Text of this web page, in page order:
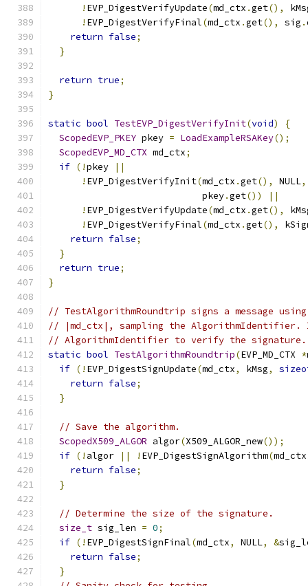
! EVP_DigestVerifyUpdate(md_ctx .get(),
! EVP_DigestVerifyFinal(md_ctx .get(), sig .
return false;
}
return true;
}
static bool TestEVP_DigestVerifyInit(void)
{
ScopedEVP_PKEY pkey = LoadExampleRSAKey();
ScopedEVP_MD_CTX md_ctx;
if (!pkey
||
! EVP_DigestVerifyInit(md_ctx .get(), NULL,
                            pkey
.get())
||
! EVP_DigestVerifyUpdate(md_ctx .get(),
! EVP_DigestVerifyFinal(md_ctx .get(),
return false;
}
return true;
}
// TestAlgorithmRoundtrip signs a message
// |md_ctx|, sampling the AlgorithmIdentifier.
// AlgorithmIdentifier to verify the signature.
static bool TestAlgorithmRoundtrip(EVP_MD_CTX *
if (! EVP_DigestSignUpdate(md_ctx, kMsg,
return false;
}
// Save the algorithm.
ScopedX509_ALGOR algor(X509_ALGOR_new());
if (! algor || ! EVP_DigestSignAlgorithm(md_ctx
return false;
}
// Determine the size of the signature.
size_t sig_len = 0;
if (! EVP_DigestSignFinal(md_ctx, NULL, &
return false;
}